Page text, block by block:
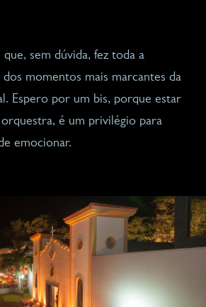
sem dúvida, fez toda a
momentos mais marcantes da
Espero por um bis, porque estar
é um privilégio para
emocionar.